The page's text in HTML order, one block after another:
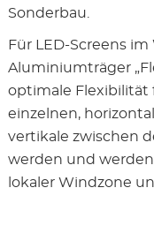
Sonderbau.
Für LED-Screens
Aluminiumträger
optimale Flexibilität
einzelnen,
vertikale zwischen
werden und
lokaler Windzone